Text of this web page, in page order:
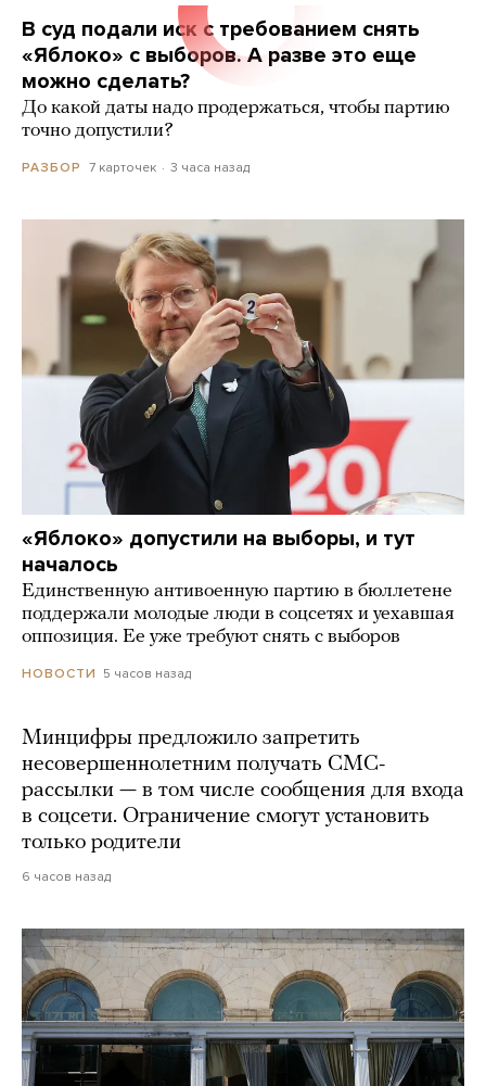
В суд подали иск с требованием снять
«Яблоко» с выборов. А разве это еще
можно сделать?
До какой даты надо продержаться, чтобы партию
точно допустили?
РАЗБОР 7 карточек 3 часа назад
«Яблоко» допустили на выборы, и тут
началось
Единственную антивоенную партию в бюллетене
поддержали молодые люди в соцсетях и уехавшая
оппозиция. Ее уже требуют снять с выборов
НОВОСТИ 5 часов назад
Минцифры предложило запретить
несовершеннолетним получать СМС-
рассылки — в том числе сообщения для входа
в соцсети. Ограничение смогут установить
только родители
6 часов назад